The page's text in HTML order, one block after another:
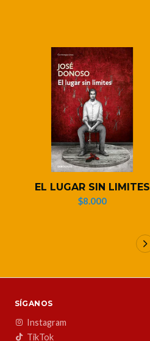
EL LUGAR SIN LIMITES
$8.000
SÍGANOS
Instagram
TikTok